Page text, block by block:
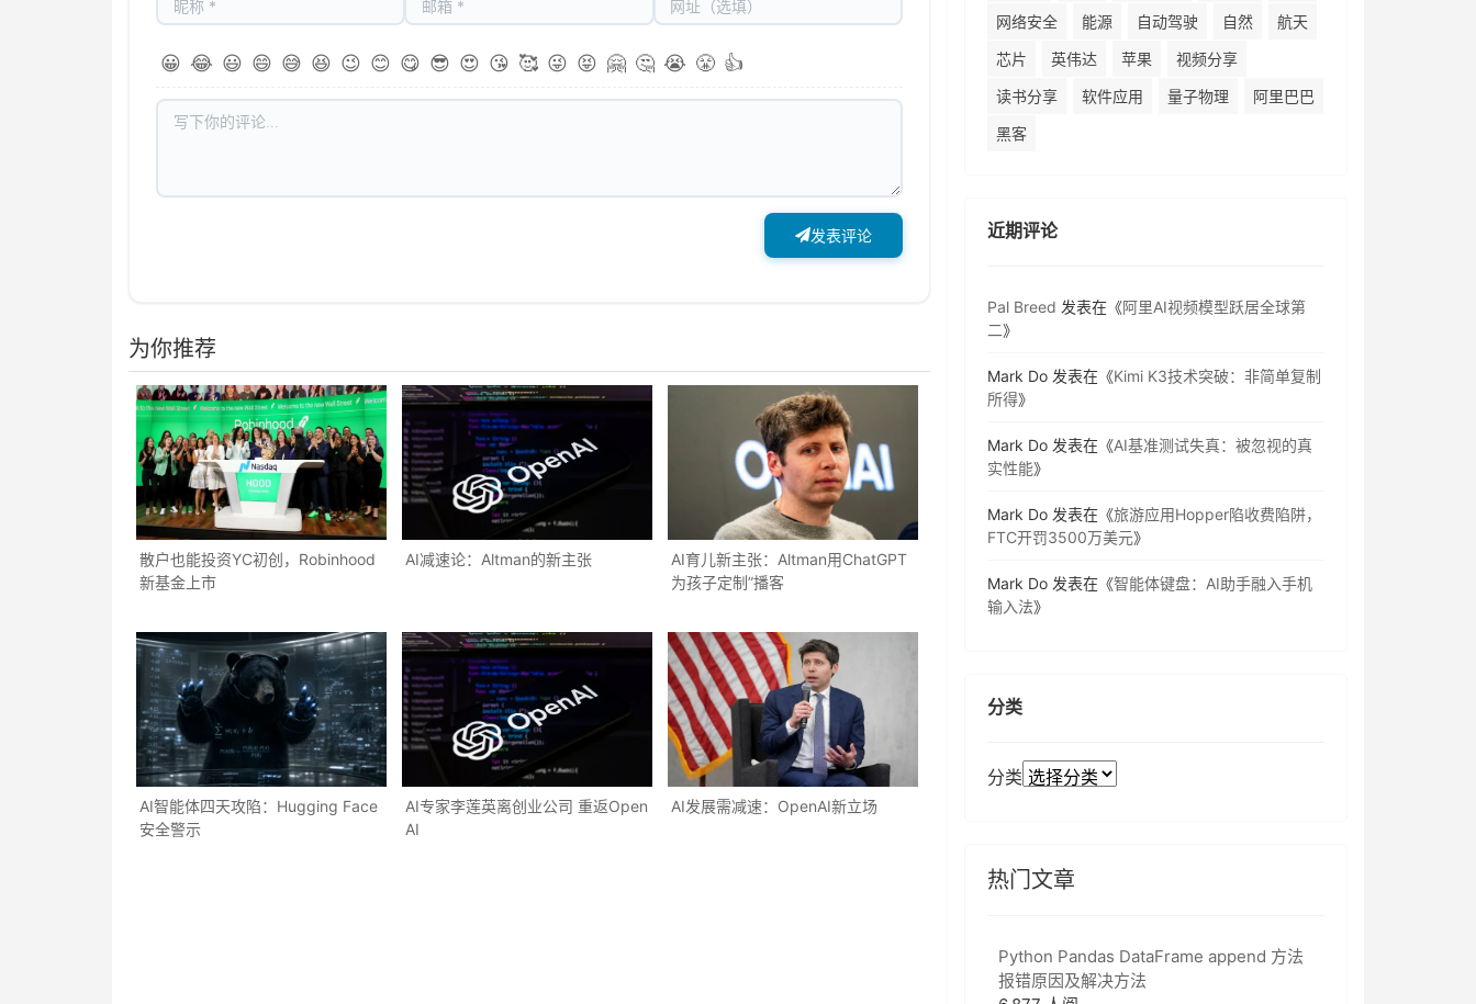
😀 😂 😃 😄 😅 😆 😉 😊 😋 😎 😍 😘 🥰 😜 😝 🤗 🤔 😭 😤 👍
发表评论
为你推荐
散户也能投资YC初创，Robinhood
新基金上市
AI减速论：Altman的新主张
AI育儿新主张：Altman用ChatGPT
为孩子定制”播客
AI智能体四天攻陷：Hugging Face
安全警示
AI专家李莲英离创业公司 重返Open
AI
AI发展需减速：OpenAI新立场
网络安全
能源 自动驾驶 自然
航天
芯片
英伟达 苹果
视频分享
读书分享
软件应用 量子物理
阿里巴巴
黑客
近期评论
Pal Breed 发表在《阿里AI视频模型跃居全球第
二》
Mark Do 发表在《Kimi K3技术突破：非简单复制
所得》
Mark Do 发表在《AI基准测试失真：被忽视的真
实性能》
Mark Do 发表在《旅游应用Hopper陷收费陷阱，
FTC开罚3500万美元》
Mark Do 发表在《智能体键盘：AI助手融入手机
输入法》
分类
分类
热门文章
Python Pandas DataFrame append 方法
报错原因及解决方法